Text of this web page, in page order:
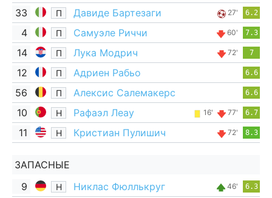
33 П Давиде Бартезаги 27' 6.2
4 П Самуэле Риччи 60' 7.3
14 П Лука Модрич 72' 7
12 П Адриен Рабьо 6.6
56 П Алексис Салемакерс 6.6
10 Н Рафаэл Леау 16' 77' 6.7
11 Н Кристиан Пулишич 72' 8.3
ЗАПАСНЫЕ
9
Н Никлас Фюллькруг 46' 6.3